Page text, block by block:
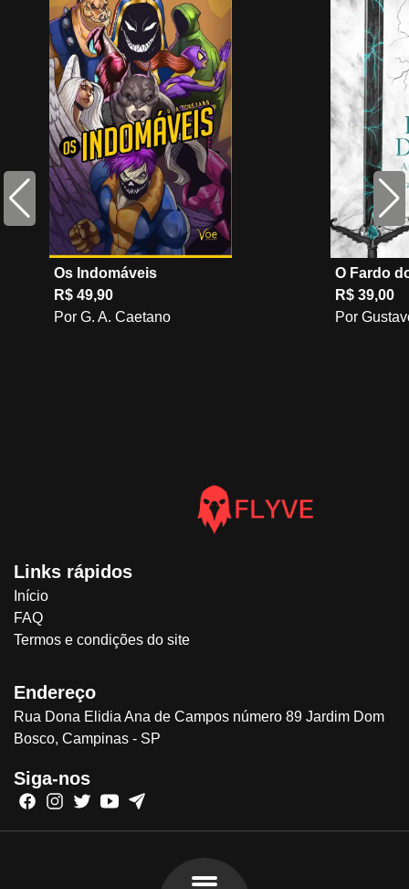
Os Indomáveis
R$ 49,90
Por G. A. Caetano
O Fardo
R$ 39,00
Por
Links rápidos
Início
FAQ
Termos e condições do site
Endereço
Rua Dona Elidia Ana de Campos número 89 Jardim Dom
Bosco, Campinas - SP
Siga-nos